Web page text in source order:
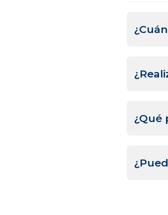
¿Qué